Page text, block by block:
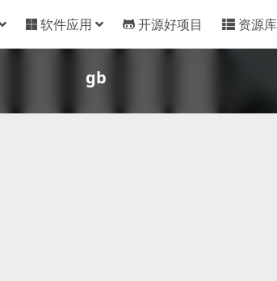
软件应用 开源好项目 资源库
gb